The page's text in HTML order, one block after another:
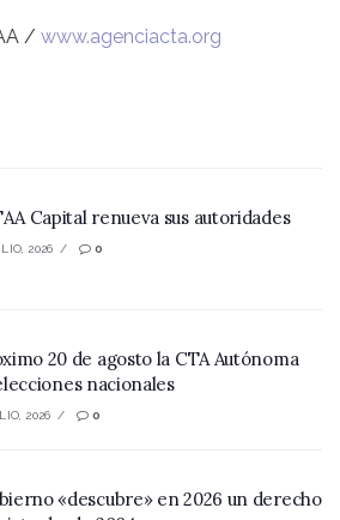
/ www.agenciacta.org
Capital renueva sus autoridades
2026 0
20 de agosto la CTA Autónoma
nacionales
2026 0
«descubre» en 2026 un derecho